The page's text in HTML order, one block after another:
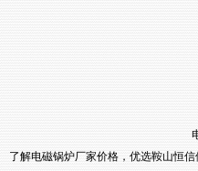
了解电磁锅炉厂家价格，优选鞍山恒